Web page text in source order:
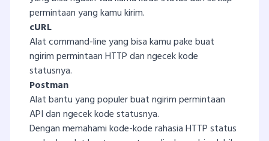
permintaan yang kamu kirim.
cURL
Alat command-line yang bisa kamu pake buat
ngirim permintaan HTTP dan ngecek kode
statusnya.
Postman
Alat bantu yang populer buat ngirim permintaan
API dan ngecek kode statusnya.
Dengan memahami kode-kode rahasia HTTP status